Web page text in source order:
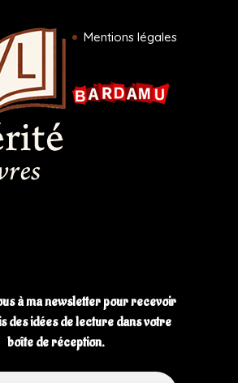
Mentions légales
à ma newsletter pour recevoir
des idées de lecture dans votre
boîte de réception.